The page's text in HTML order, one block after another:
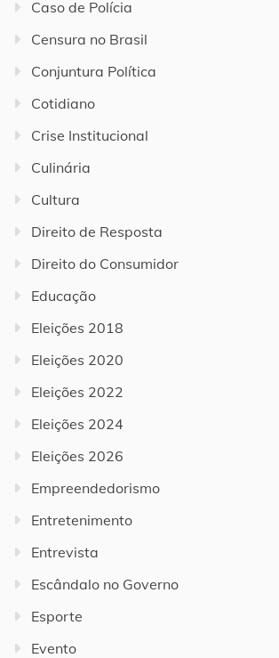
Caso de Polícia
Censura no Brasil
Conjuntura Política
Cotidiano
Crise Institucional
Culinária
Cultura
Direito de Resposta
Direito do Consumidor
Educação
Eleições 2018
Eleições 2020
Eleições 2022
Eleições 2024
Eleições 2026
Empreendedorismo
Entretenimento
Entrevista
Escândalo no Governo
Esporte
Evento